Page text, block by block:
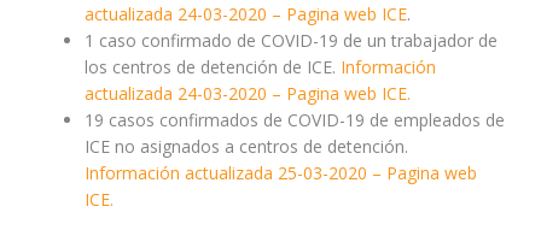
actualizada 24-03-2020 – Pagina web ICE.
1 caso confirmado de COVID-19 de un trabajador de
los centros de detención de ICE. Información
actualizada 24-03-2020 – Pagina web ICE.
19 casos confirmados de COVID-19 de empleados de
ICE no asignados a centros de detención.
Información actualizada 25-03-2020 – Pagina web
ICE.